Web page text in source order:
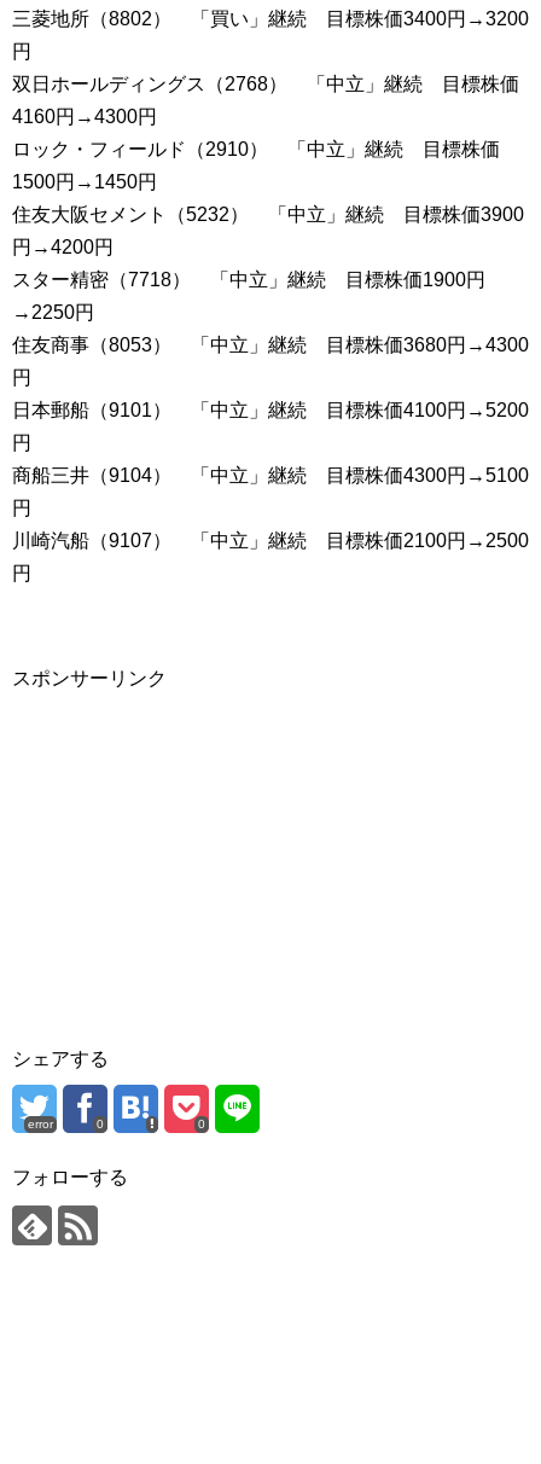
三菱地所（8802） 「買い」継続 目標株価3400円→3200
円
双日ホールディングス（2768） 「中立」継続 目標株価
4160円→4300円
ロック・フィールド（2910） 「中立」継続 目標株価
1500円→1450円
住友大阪セメント（5232） 「中立」継続 目標株価3900
円→4200円
スター精密（7718） 「中立」継続 目標株価1900円
→2250円
住友商事（8053） 「中立」継続 目標株価3680円→4300
円
日本郵船（9101） 「中立」継続 目標株価4100円→5200
円
商船三井（9104） 「中立」継続 目標株価4300円→5100
円
川崎汽船（9107） 「中立」継続 目標株価2100円→2500
円
スポンサーリンク
シェアする
error 0 0
フォローする